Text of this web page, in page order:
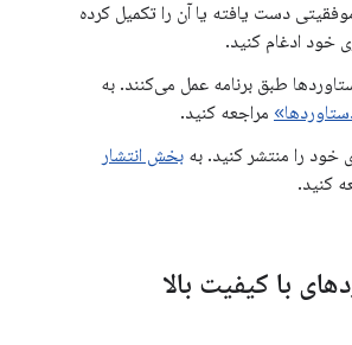
دست یافته یا آن را تکمیل کرده
خود ادغام کنید.
طبق برنامه عمل می‌کنند. به
مراجعه کنید.
خود را منتشر کنید. به بخش انتشار
کنید.
با کیفیت بالا